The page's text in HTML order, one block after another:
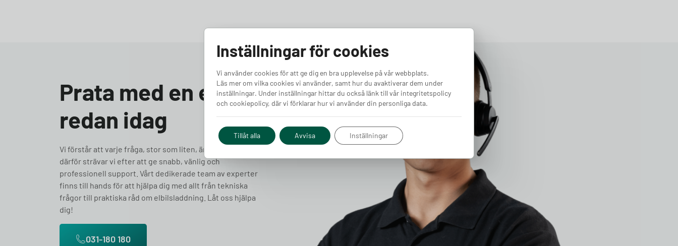
Prata med en expert
redan idag
Vi förstår att varje fråga, stor som liten, är viktig och
därför strävar vi efter att ge snabb, vänlig och
professionell support. Vårt dedikerade team av experter
finns till hands för att hjälpa dig med allt från tekniska
frågor till praktiska råd om elbilsladdning. Låt oss hjälpa
dig!
031-180 180
Inställningar för cookies
Vi använder cookies för att ge dig en bra upplevelse på vår webbplats.
Läs mer om vilka cookies vi använder, samt hur du avaktiverar dem under
inställningar. Under inställningar hittar du också länk till vår integritetspolicy
och cookiepolicy, där vi förklarar hur vi använder din personliga data.
Tillåt alla Avvisa Inställningar